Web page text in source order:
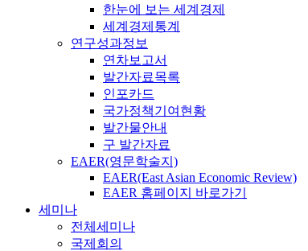
한눈에 보는 세계경제
세계경제통계
연구성과정보
연차보고서
발간자료목록
인포카드
국가정책기여현황
발간물안내
구 발간자료
EAER(영문학술지)
EAER(East Asian Economic Review)
EAER 홈페이지 바로가기
세미나
전체세미나
국제회의